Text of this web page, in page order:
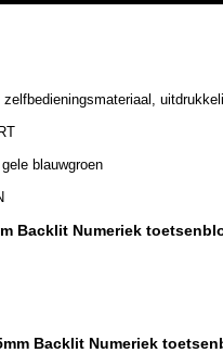
zelfbedieningsmateriaal,
gele blauwgroen
Backlit Numeriek
Backlit Numeriek